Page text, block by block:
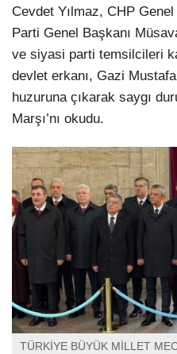
Cevdet Yılmaz, CHP
Parti Genel Başkanı
ve siyasi parti temsilcileri
devlet erkanı, Gazi
huzuruna çıkarak saygı
Marşı’nı okudu.
TÜRKİYE BÜYÜK MİLLET